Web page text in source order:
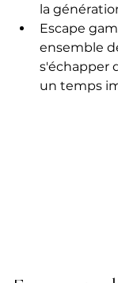
la
Escape
ensemble
s'échapper
un temps